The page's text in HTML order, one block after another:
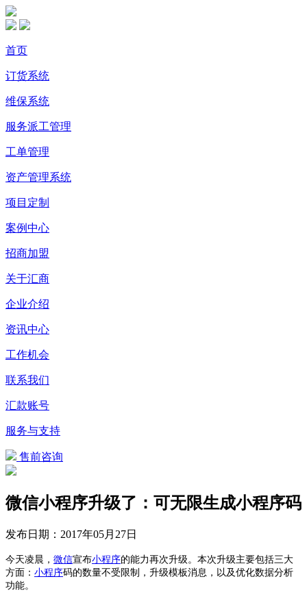
首页
订货系统
维保系统
服务派工管理
工单管理
资产管理系统
项目定制
案例中心
招商加盟
关于汇商
企业介绍
资讯中心
工作机会
联系我们
汇款账号
服务与支持
售前咨询
微信小程序升级了：可无限生成小程序码
发布日期： 2017年05月27日
今天凌晨， 微信宣布小程序的能力再次升级。本次升级主要包括三大
方面： 小程序码的数量不受限制，升级模板消息，以及优化数据分析
功能。